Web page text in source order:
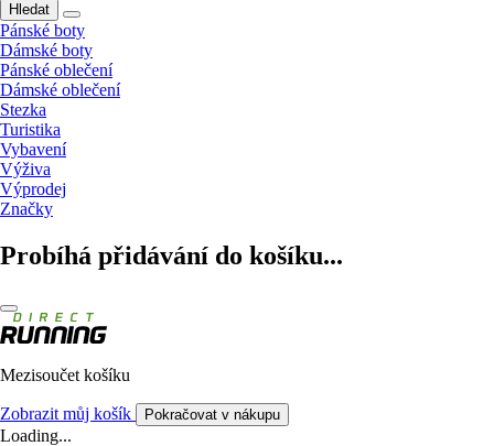
Hledat
Pánské boty
Dámské boty
Pánské oblečení
Dámské oblečení
Stezka
Turistika
Vybavení
Výživa
Výprodej
Značky
Probíhá přidávání do košíku...
Mezisoučet košíku
Zobrazit můj košík Pokračovat v nákupu
Loading...